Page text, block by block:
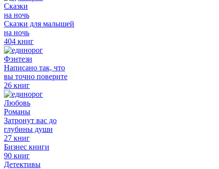
Сказки
на ночь
Сказки для малышей
на ночь
404 книг
Фэнтези
Написано так, что
вы точно поверите
26 книг
Любовь
Романы
Затронут вас до
глубины души
27 книг
Бизнес книги
90 книг
Детективы